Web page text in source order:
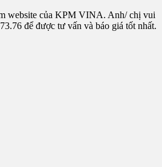
website của KPM VINA. Anh/ chị vui
để được tư vấn và báo giá tốt nhất.